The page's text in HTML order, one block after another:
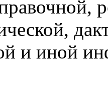
и иной